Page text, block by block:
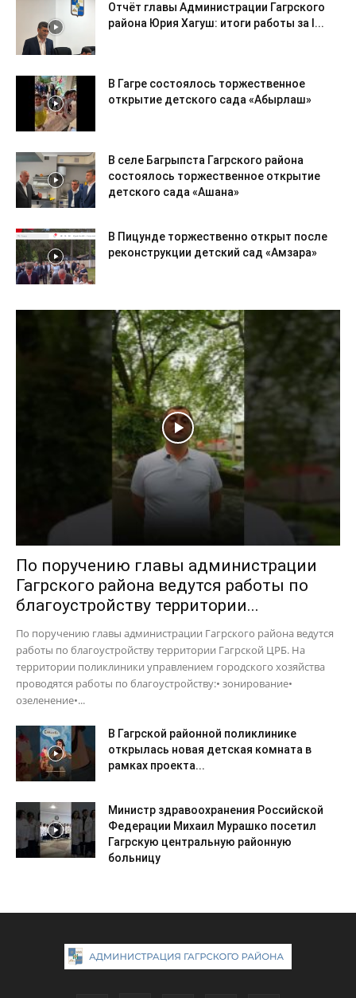
Отчёт главы Администрации Гагрского
района Юрия Хагуш: итоги работы за I...
В Гагре состоялось торжественное
открытие детского сада «Абырлаш»
В селе Багрыпста Гагрского района
состоялось торжественное открытие
детского сада «Ашана»
В Пицунде торжественно открыт после
реконструкции детский сад «Амзара»
По поручению главы администрации
Гагрского района ведутся работы по
благоустройству территории...
По поручению главы администрации Гагрского района ведутся
работы по благоустройству территории Гагрской ЦРБ. На
территории поликлиники управлением городского хозяйства
проводятся работы по благоустройству:• зонирование•
озеленение•...
В Гагрской районной поликлинике
открылась новая детская комната в
рамках проекта...
Министр здравоохранения Российской
Федерации Михаил Мурашко посетил
Гагрскую центральную районную
больницу